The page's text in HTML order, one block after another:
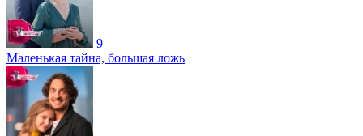
9
Маленькая тайна, большая ложь